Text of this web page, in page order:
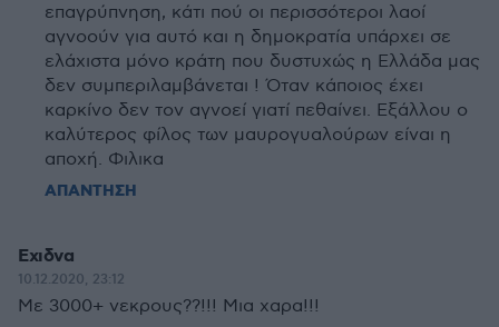
επαγρύπνηση, κάτι πού οι περισσότεροι λαοί
αγνοούν για αυτό και η δημοκρατία υπάρχει σε
ελάχιστα μόνο κράτη που δυστυχώς η Ελλάδα μας
δεν συμπεριλαμβάνεται ! Όταν κάποιος έχει
καρκίνο δεν τον αγνοεί γιατί πεθαίνει. Εξάλλου ο
καλύτερος φίλος των μαυρογυαλούρων είναι η
αποχή. Φιλικα
ΑΠΑΝΤΗΣΗ
Εχιδνα
10.12.2020, 23:12
Με 3000+ νεκρους??!!! Μια χαρα!!!